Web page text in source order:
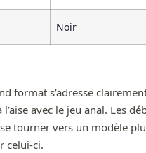
Noir
format s’adresse
avec le jeu anal. Les
tourner vers un modèle
celui-ci.